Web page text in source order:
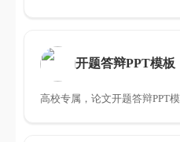
开题答辩PPT模板
高校专属，论文开题答辩PPT